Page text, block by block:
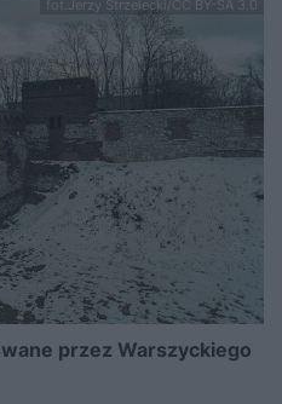
fot.Jerzy Strzelecki/CC BY-SA 3.0
przez Warszyckiego